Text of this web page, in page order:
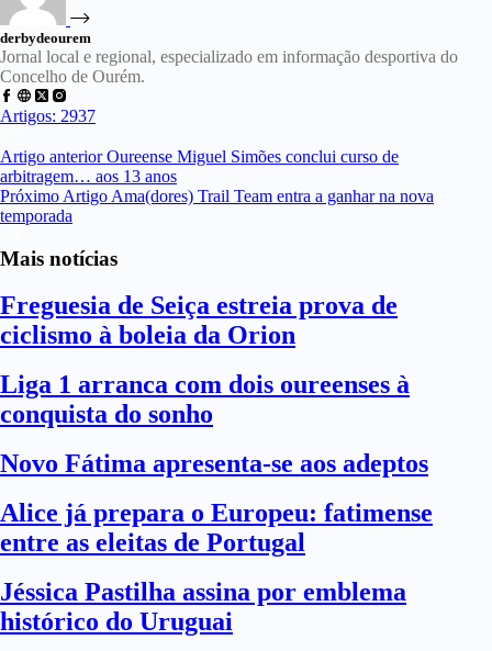
derbydeourem
Jornal local e regional, especializado em informação desportiva do
Concelho de Ourém.
Artigos: 2937
Artigo anteriorOureense Miguel Simões conclui curso de
arbitragem… aos 13 anos
Próximo Artigo Ama(dores) Trail Team entra a ganhar na nova
temporada
Mais notícias
Freguesia de Seiça estreia prova de
ciclismo à boleia da Orion
Liga 1 arranca com dois oureenses à
conquista do sonho
Novo Fátima apresenta-se aos adeptos
Alice já prepara o Europeu: fatimense
entre as eleitas de Portugal
Jéssica Pastilha assina por emblema
histórico do Uruguai